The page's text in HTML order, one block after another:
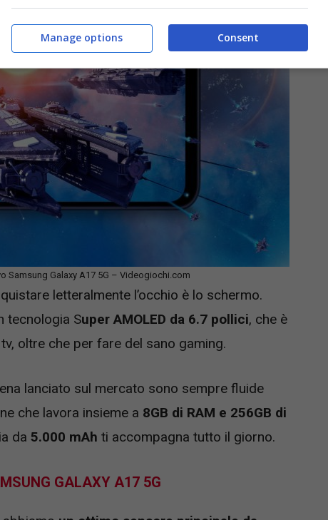
Samsung Galaxy A17 5G – Videogiochi.com
letteralmente l’occhio è lo schermo.
tecnologia Super AMOLED da 6.7 pollici, che è
oltre che per fare del sano gaming.
lanciato sul mercato sono sempre fluide
che lavora insieme a 8GB di RAM e 256GB di
da 5.000 mAh ti accompagna tutto il giorno.
GALAXY A17 5G
Consent
Manage options